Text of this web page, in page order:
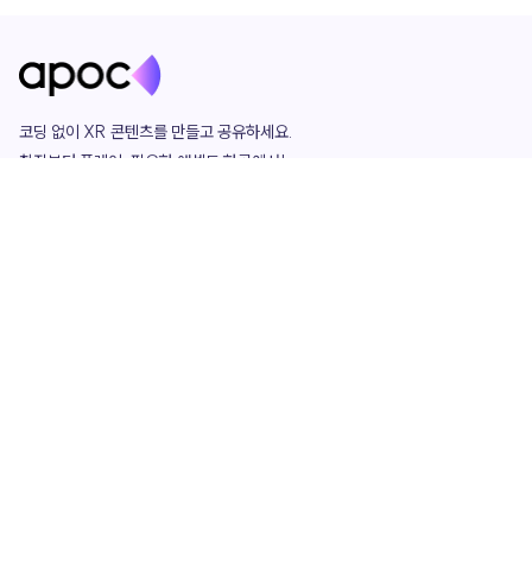
코딩 없이 XR 콘텐츠를 만들고 공유하세요.
창작부터 플레이, 필요한 애셋도 한곳에서!